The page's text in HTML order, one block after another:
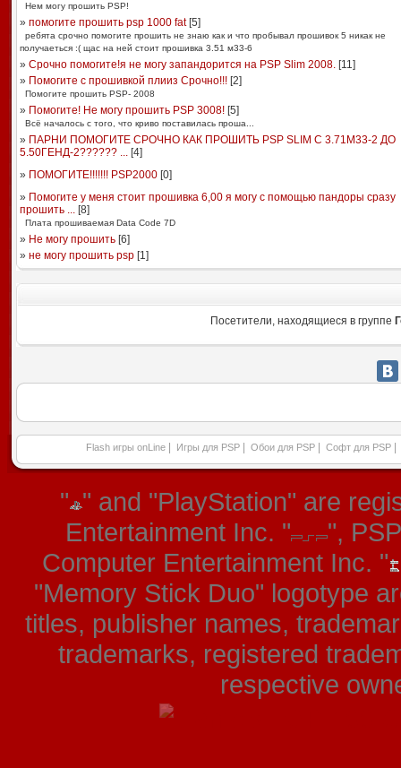
Нем могу прошить PSP!
» помогите прошить psp 1000 fat[5]
ребята срочно помогите прошить не знаю как и что пробывал прошивок 5 никак не
получаеться :( щас на ней стоит прошивка 3.51 м33-6
» Срочно помогите!я не могу запандорится на PSP Slim 2008.[11]
» Помогите с прошивкой плииз Срочно!!![2]
Помогите прошить PSP- 2008
» Помогите! Не могу прошить PSP 3008![5]
Всё началось с того, что криво поставилась проша...
» ПАРНИ ПОМОГИТЕ СРОЧНО КАК ПРОШИТЬ PSP SLIM С 3.71М33-2 ДО
5.50ГЕНД-2?????? ...[4]
» ПОМОГИТЕ!!!!!!! PSP2000[0]
» Помогите у меня стоит прошивка 6,00 я могу с помощью пандоры сразу
прошить ...[8]
Плата прошиваемая Data Code 7D
» Не могу прошить[6]
» не могу прошить psp[1]
Посетители, находящиеся в группе
Flash игры onLine Игры для PSP Обои для PSP Софт для PSP
" " and "PlayStation" are
Entertainment Inc. "
",
Computer Entertainment Inc. "
"Memory Stick Duo" logotype
titles, publisher names,
trademarks, registered
respective